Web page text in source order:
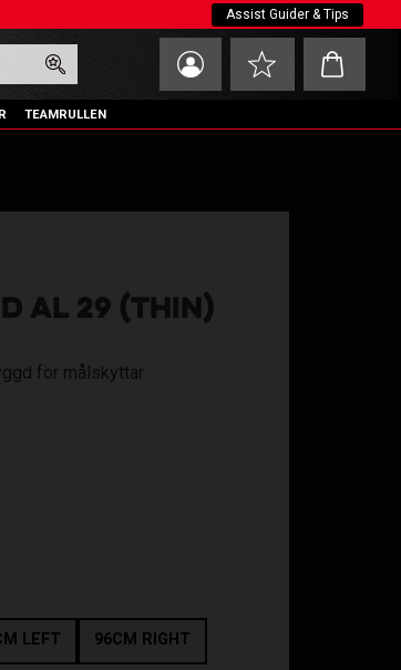
Assist Guider & Tips
Favoriter
Kundvagn
TEAMRULLEN
AL 29 (THIN)
för målskyttar
LEFT 96CM RIGHT